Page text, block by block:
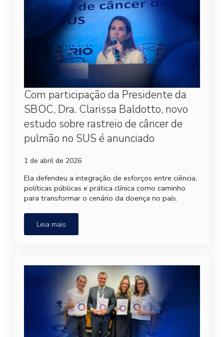
Com participação da Presidente da
SBOC, Dra. Clarissa Baldotto, novo
estudo sobre rastreio de câncer de
pulmão no SUS é anunciado
1 de abril de 2026
Ela defendeu a integração de esforços entre ciência,
políticas públicas e prática clínica como caminho
para transformar o cenário da doença no país.
Leia mais